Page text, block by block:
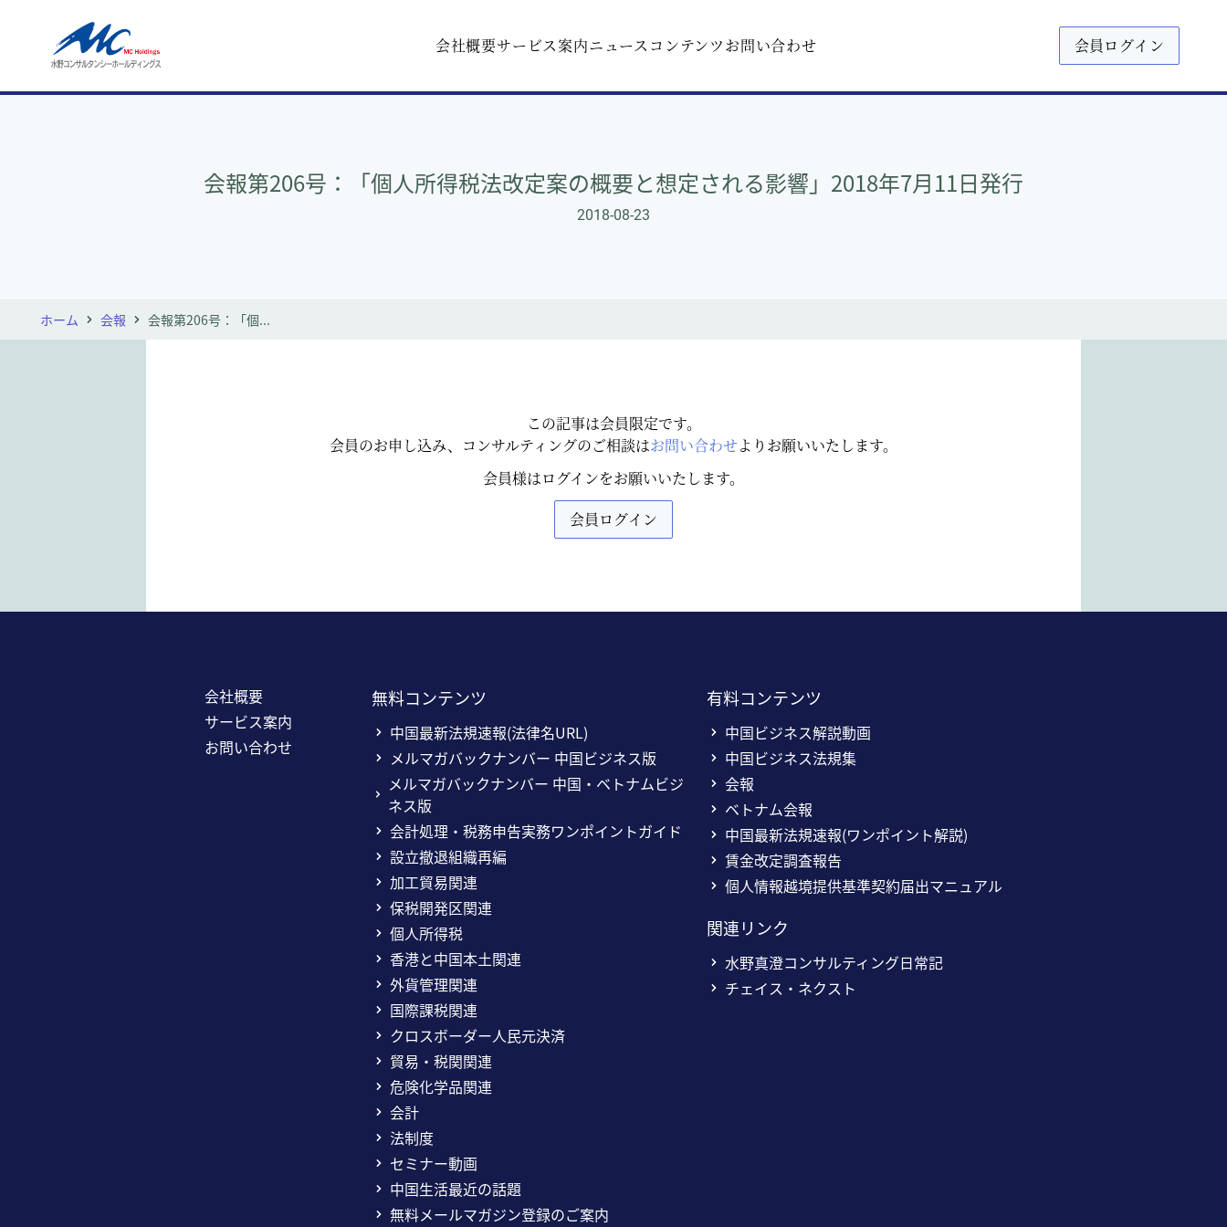
会社概要サービス案内ニュース コンテンツお問い合わせ 会員ログイン
会報第206号：「個人所得税法改定案の概要と想定される影響」2018年7月11日発行
2018-08-23
ホーム 会報 会報第206号：「個...
この記事は会員限定です。
会員のお申し込み、コンサルティングのご相談はお問い合わせよりお願いいたします。
会員様はログインをお願いいたします。
会員ログイン
会社概要
サービス案内
お問い合わせ
無料コンテンツ
中国最新法規速報(法律名URL)
メルマガバックナンバー 中国ビジネス版
メルマガバックナンバー 中国・ベトナムビジ
ネス版
会計処理・税務申告実務ワンポイントガイド
設立撤退組織再編
加工貿易関連
保税開発区関連
個人所得税
香港と中国本土関連
外貨管理関連
国際課税関連
クロスボーダー人民元決済
貿易・税関関連
危険化学品関連
会計
法制度
セミナー動画
中国生活最近の話題
無料メールマガジン登録のご案内
有料コンテンツ
中国ビジネス解説動画
中国ビジネス法規集
会報
ベトナム会報
中国最新法規速報(ワンポイント解説)
賃金改定調査報告
個人情報越境提供基準契約届出マニュアル
関連リンク
水野真澄コンサルティング日常記
チェイス・ネクスト